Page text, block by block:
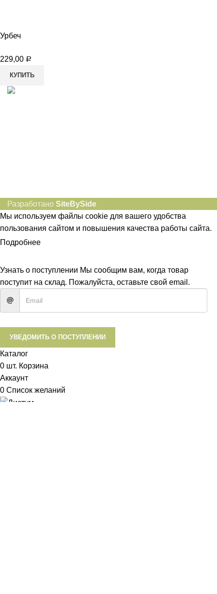
Урбеч
229,00 Р
КУПИТЬ
Разработано SiteBySide
Мы используем файлы cookie для вашего удобства
пользования сайтом и повышения качества работы сайта.
Подробнее
Узнать о поступлении Мы сообщим вам, когда товар
поступит на склад. Пожалуйста, оставьте свой email.
УВЕДОМИТЬ О ПОСТУПЛЕНИИ
Каталог
0 шт. Корзина
Аккаунт
0 Список желаний